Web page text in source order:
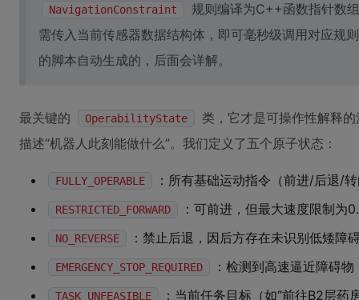
NavigationConstraint
规则编译为C++函数指针数
需传入当前传感器数据结构体，即可毫秒级调用对应规
的脚本自动生成的，后面会详解。
最关键的 OperabilityState
类，它才是可操作性解释
描述“机器人此刻能做什么”。我们定义了五个原子状态：
FULLY_OPERABLE ：所有基础运动指令（前进/后退/
RESTRICTED_FORWARD ：可前进，但最大速度限制
NO_REVERSE ：禁止后退，因后方存在未识别低矮障
EMERGENCY_STOP_REQUIRED ：检测到高速逼近障碍
TASK_UNFEASIBLE
：当前任务目标（如“前往B2层